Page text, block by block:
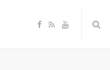
F R Y